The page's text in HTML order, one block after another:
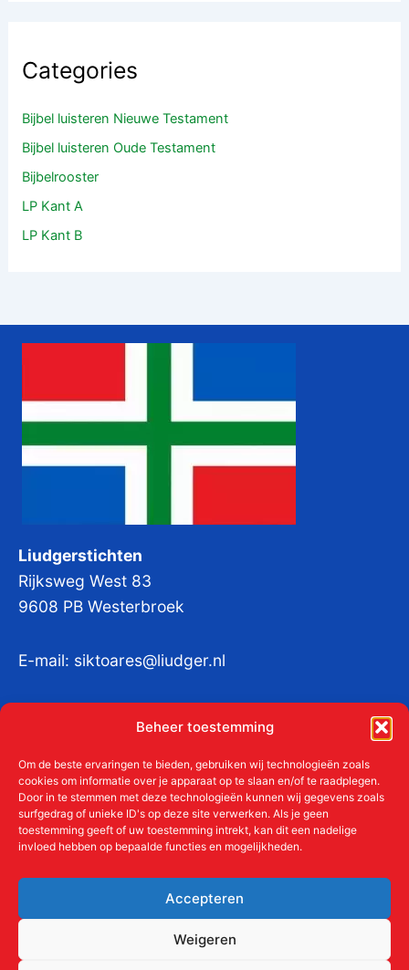
Beheer toestemming
Om de beste ervaringen te bieden, gebruiken wij technologieën zoals
cookies om informatie over je apparaat op te slaan en/of te raadplegen.
Door in te stemmen met deze technologieën kunnen wij gegevens zoals
surfgedrag of unieke ID's op deze site verwerken. Als je geen
toestemming geeft of uw toestemming intrekt, kan dit een nadelige
invloed hebben op bepaalde functies en mogelijkheden.
Accepteren
Weigeren
Categories
Bijbel luisteren Nieuwe Testament
Bijbel luisteren Oude Testament
Bijbelrooster
LP Kant A
LP Kant B
Liudgerstichten
Rijksweg West 83
9608 PB Westerbroek
E-mail: siktoares@liudger.nl
KvKnr:41011712
Meer over de Liudgerstichten
Aanmelden als donateur
ANBI
Contact